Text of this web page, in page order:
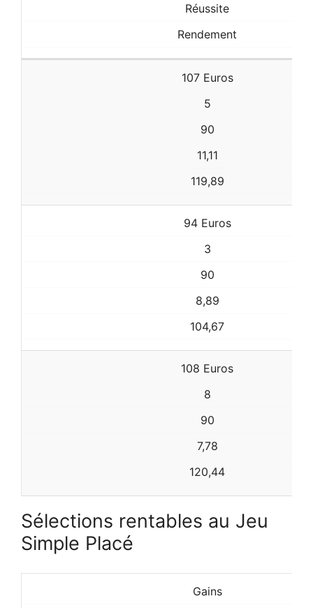
Réussite
Rendement
107 Euros
5
90
11,11
119,89
94 Euros
3
90
8,89
104,67
108 Euros
8
90
7,78
120,44
Sélections rentables au Jeu
Simple Placé
Gains